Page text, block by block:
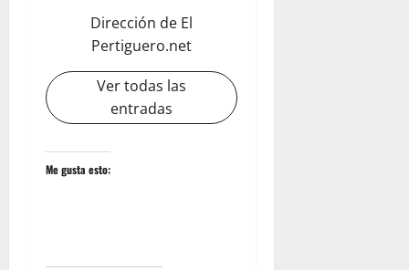
Dirección de El
Pertiguero.net
Ver todas las
entradas
Me gusta esto: